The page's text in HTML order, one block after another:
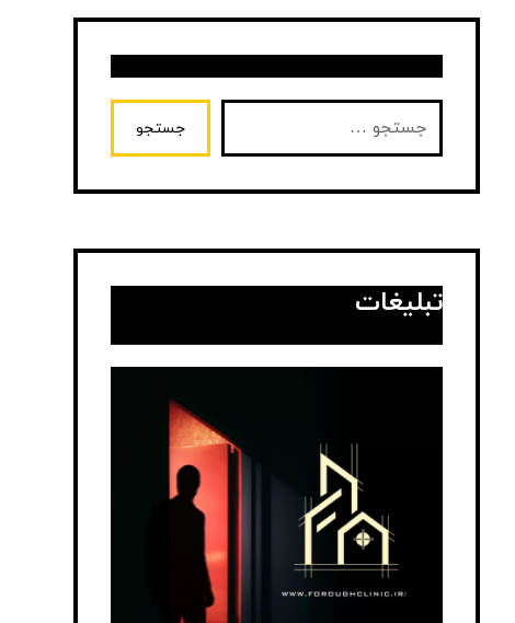
جستجو
تبلیغات